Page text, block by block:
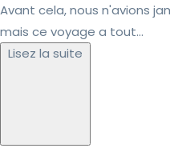
Avant cela, nous n'avions
mais ce voyage a tout...
Lisez la suite